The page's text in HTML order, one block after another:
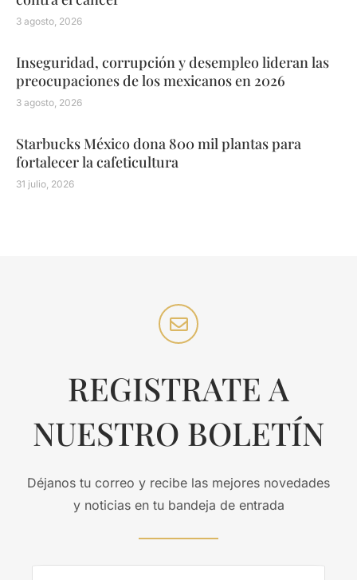
3 agosto, 2026
Inseguridad, corrupción y desempleo lideran las
preocupaciones de los mexicanos en 2026
3 agosto, 2026
Starbucks México dona 800 mil plantas para
fortalecer la cafeticultura
31 julio, 2026
REGISTRATE A
NUESTRO BOLETÍN
Déjanos tu correo y recibe las mejores novedades
y noticias en tu bandeja de entrada